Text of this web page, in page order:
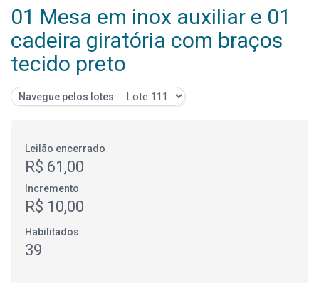
01 Mesa em inox auxiliar e 01
cadeira giratória com braços
tecido preto
Navegue pelos lotes:
Leilão encerrado
R$ 61,00
Incremento
R$ 10,00
Habilitados
39